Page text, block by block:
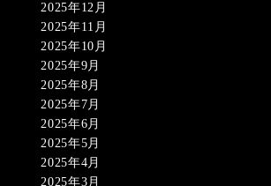
2025年12月
2025年11月
2025年10月
2025年9月
2025年8月
2025年7月
2025年6月
2025年5月
2025年4月
2025年3月